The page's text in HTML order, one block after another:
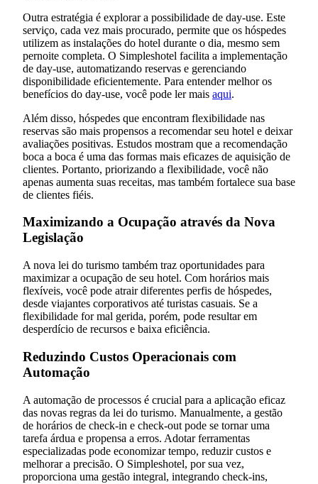
Outra estratégia é explorar a possibilidade de day-use. Este
serviço, cada vez mais procurado, permite que os hóspedes
utilizem as instalações do hotel durante o dia, mesmo sem
pernoite completa. O Simpleshotel facilita a implementação
de day-use, automatizando reservas e gerenciando
disponibilidade eficientemente. Para entender melhor os
benefícios do day-use, você pode ler mais aqui.
Além disso, hóspedes que encontram flexibilidade nas
reservas são mais propensos a recomendar seu hotel e deixar
avaliações positivas. Estudos mostram que a recomendação
boca a boca é uma das formas mais eficazes de aquisição de
clientes. Portanto, priorizando a flexibilidade, você não
apenas aumenta suas receitas, mas também fortalece sua base
de clientes fiéis.
Maximizando a Ocupação através da Nova
Legislação
A nova lei do turismo também traz oportunidades para
maximizar a ocupação de seu hotel. Com horários mais
flexíveis, você pode atrair diferentes perfis de hóspedes,
desde viajantes corporativos até turistas casuais. Se a
flexibilidade for mal gerida, porém, pode resultar em
desperdício de recursos e baixa eficiência.
Reduzindo Custos Operacionais com
Automação
A automação de processos é crucial para a aplicação eficaz
das novas regras da lei do turismo. Manualmente, a gestão
de horários de check-in e check-out pode se tornar uma
tarefa árdua e propensa a erros. Adotar ferramentas
especializadas pode economizar tempo, reduzir custos e
melhorar a precisão. O Simpleshotel, por sua vez,
proporciona uma gestão integral, integrando check-ins,